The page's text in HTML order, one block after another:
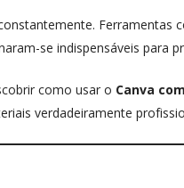
Ferramentas
se indispensáveis para
como usar o Canva
verdadeiramente